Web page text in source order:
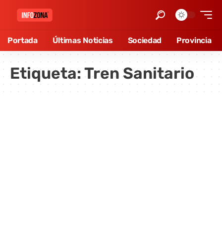
Portada Últimas Noticias Sociedad Provincia
Etiqueta: Tren Sanitario